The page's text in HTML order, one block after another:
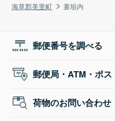
海草郡美里町
蓑垣内
郵便番号を調べる
郵便局・ATM・ポ
荷物のお問い合わせ